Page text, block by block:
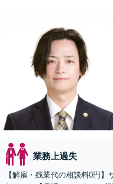
業務上過失
【解雇・残業代の相談料0円